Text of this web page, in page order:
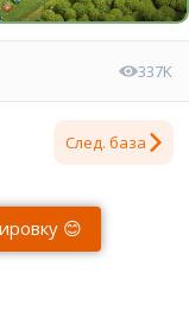
337K
След. база
😊